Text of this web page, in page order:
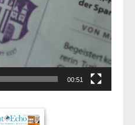
00:51